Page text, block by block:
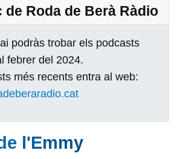
Roda de Berà Ràdio
podràs trobar els podcasts
febrer del 2024.
més recents entra al web:
l'Emmy